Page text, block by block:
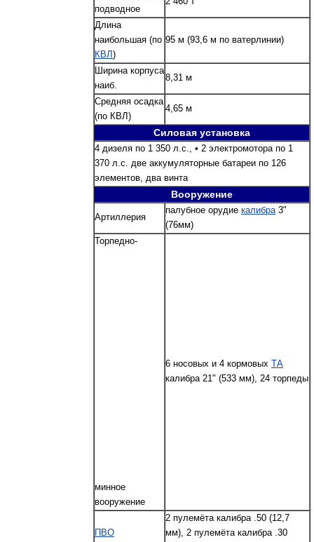
подводное
Длина
наибольшая (по
КВЛ )
95 м (93,6 м по ватерлинии)
Ширина корпуса
наиб.
8,31 м
Средняя осадка
(по КВЛ)
4,65 м
Силовая установка
4 дизеля по 1 350 л.с., • 2 электромотора по 1
370 л.с. две аккумуляторные батареи по 126
элементов, два винта
Вооружение
Артиллерия
палубное орудие калибра3"
(76мм)
Торпедно-
минное
вооружение
6 носовых и 4 кормовых
ТА
калибра 21" (533 мм), 24 торпеды
ПВО
2 пулемёта калибра .50 (12,7
мм), 2 пулемёта калибра .30